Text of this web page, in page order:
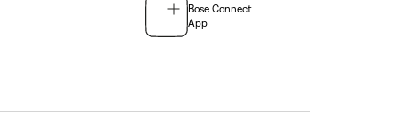
Bose Connect
App